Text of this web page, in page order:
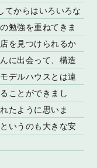
てからはいろいろな
勉強を重ねてきま
を見つけられるか
に出会って、構造
デルハウスとは違
ことができまし
たように思いま
いうのも大きな安